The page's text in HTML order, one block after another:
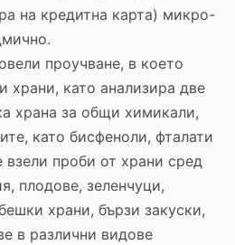
на кредитна карта) микро-
проучване, в което
храни, като анализира две
храна за общи химикали,
като бисфеноли, фталати
проби от храни сред
плодове, зеленчуци,
храни, бързи закуски,
в различни видове